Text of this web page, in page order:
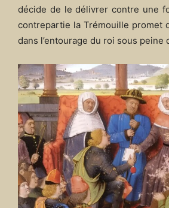
décide de le délivrer contre une
contrepartie la Trémouille promet
dans l’entourage du roi sous peine